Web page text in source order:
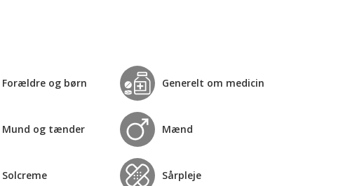
Forældre og børn Generelt om medicin
Mund og tænder Mænd
Solcreme Sårpleje